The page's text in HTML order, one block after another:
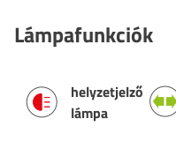
Lámpafunkciók
helyzetjelző
lámpa